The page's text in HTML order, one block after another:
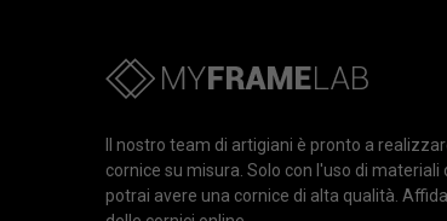
Il nostro team di artigiani è pronto a
cornice su misura. Solo con l'uso di materiali
potrai avere una cornice di alta qualità.